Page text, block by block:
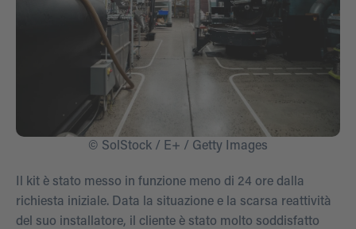
© SolStock / E+ / Getty Images
Il kit è stato messo in funzione meno di 24 ore dalla
richiesta iniziale. Data la situazione e la scarsa reattività
del suo installatore, il cliente è stato molto soddisfatto